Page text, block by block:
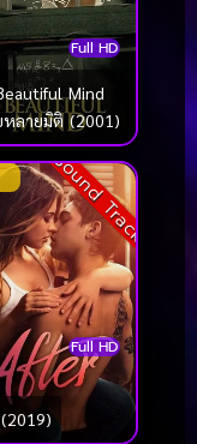
Full HD
Mind
ลายมิติ (2001)
Sound Track
Full HD